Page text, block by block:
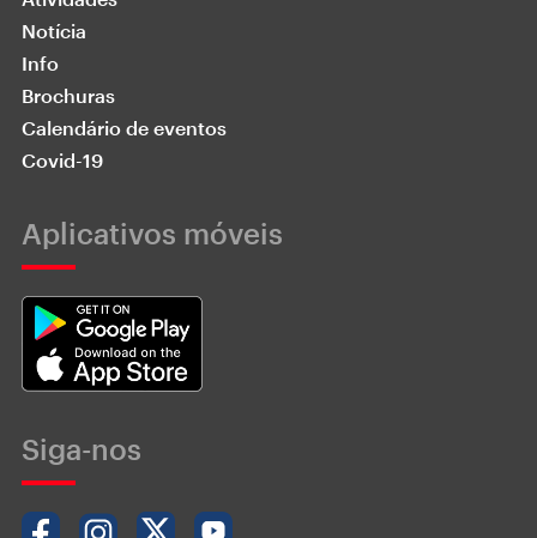
Notícia
Info
Brochuras
Calendário de eventos
Covid-19
Aplicativos móveis
Siga-nos